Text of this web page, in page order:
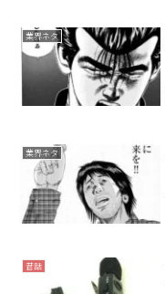
業界ネタ
業界ネタ
昔話